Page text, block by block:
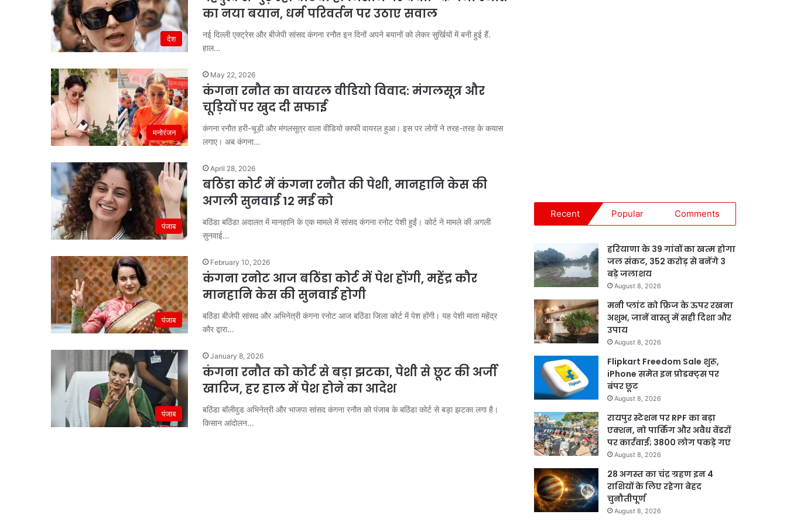
देश
का नया बयान, धर्म परिवर्तन पर उठाए सवाल
नई दिल्ली एक्ट्रेस और बीजेपी सांसद कंगना रनौत इन दिनों अपने बयानों को लेकर सुर्खियों में बनी हुई हैं.
हाल…
मनोरंजन
May 22, 2026
कंगना रनौत का वायरल वीडियो विवाद: मंगलसूत्र और
चूड़ियों पर खुद दी सफाई
कंगना रनौत हरी-चूड़ी और मंगलसूत्र वाला वीडियो काफी वायरल हुआ। इस पर लोगों ने तरह-तरह के कयास
लगाए। अब कंगना…
पंजाब
April 28, 2026
बठिंडा कोर्ट में कंगना रनौत की पेशी, मानहानि केस की
अगली सुनवाई 12 मई को
बठिंडा बठिंडा अदालत में मानहानि के एक मामले में सांसद कंगना रनोट पेशी हुईं। कोर्ट ने मामले की अगली
सुनवाई…
पंजाब
February 10, 2026
कंगना रनोट आज बठिंडा कोर्ट में पेश होंगी, महेंद्र कौर
मानहानि केस की सुनवाई होगी
बठिंडा बीजेपी सांसद और अभिनेत्री कंगना रनोट आज बठिंडा जिला कोर्ट में पेश होंगी। यह पेशी माता महेंद्र
कौर द्वारा…
पंजाब
January 8, 2026
कंगना रनौत को कोर्ट से बड़ा झटका, पेशी से छूट की अर्जी
खारिज, हर हाल में पेश होने का आदेश
बठिंडा बॉलीवुड अभिनेत्री और भाजपा सांसद कंगना रनौत को पंजाब के बठिंडा कोर्ट से बड़ा झटका लगा है।
किसान आंदोलन…
Recent Popular Comments
हरियाणा के 39 गांवों का खत्म होगा
जल संकट, 352 करोड़ से बनेंगे 3
बड़े जलाशय
August 8, 2026
मनी प्लांट को फ्रिज के ऊपर रखना
अशुभ, जानें वास्तु में सही दिशा और
उपाय
August 8, 2026
Flipkart Freedom Sale शुरू,
iPhone समेत इन प्रोडक्ट्स पर
बंपर छूट
August 8, 2026
रायपुर स्टेशन पर RPF का बड़ा
एक्शन, नो पार्किंग और अवैध वेंडरों
पर कार्रवाई; 3800 लोग पकड़े गए
August 8, 2026
28 अगस्त का चंद्र ग्रहण इन 4
राशियों के लिए रहेगा बेहद
चुनौतीपूर्ण
August 8, 2026